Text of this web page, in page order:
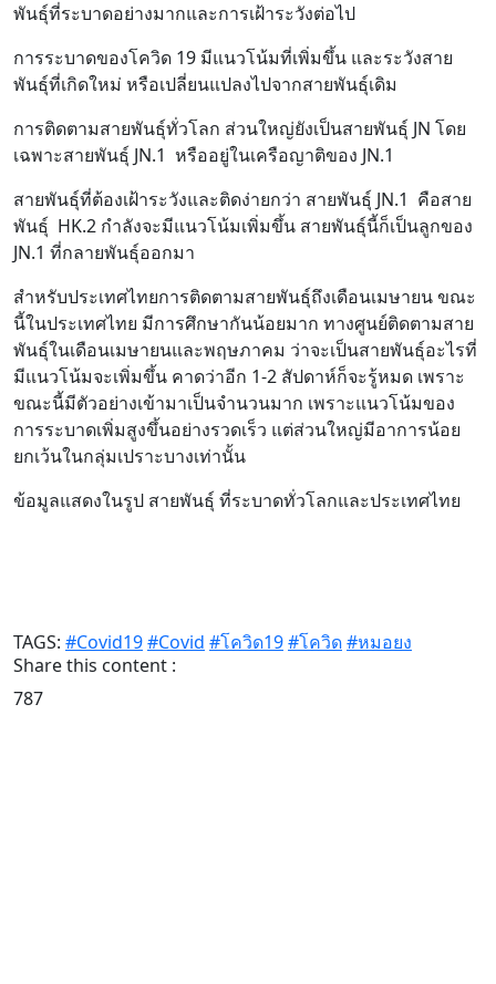
พันธุ์ที่ระบาดอย่างมากและการเฝ้าระวังต่อไป
การระบาดของโควิด 19 มีแนวโน้มที่เพิ่มขึ้น และระวังสาย
พันธุ์ที่เกิดใหม่ หรือเปลี่ยนแปลงไปจากสายพันธุ์เดิม
การติดตามสายพันธุ์ทั่วโลก ส่วนใหญ่ยังเป็นสายพันธุ์ JN โดย
เฉพาะสายพันธุ์ JN.1 หรืออยู่ในเครือญาติของ JN.1
สายพันธุ์ที่ต้องเฝ้าระวังและติดง่ายกว่า สายพันธุ์ JN.1 คือสาย
พันธุ์ HK.2 กำลังจะมีแนวโน้มเพิ่มขึ้น สายพันธุ์นี้ก็เป็นลูกของ
JN.1 ที่กลายพันธุ์ออกมา
สำหรับประเทศไทยการติดตามสายพันธุ์ถึงเดือนเมษายน ขณะ
นี้ในประเทศไทย มีการศึกษากันน้อยมาก ทางศูนย์ติดตามสาย
พันธุ์ในเดือนเมษายนและพฤษภาคม ว่าจะเป็นสายพันธุ์อะไรที่
มีแนวโน้มจะเพิ่มขึ้น คาดว่าอีก 1-2 สัปดาห์ก็จะรู้หมด เพราะ
ขณะนี้มีตัวอย่างเข้ามาเป็นจำนวนมาก เพราะแนวโน้มของ
การระบาดเพิ่มสูงขึ้นอย่างรวดเร็ว แต่ส่วนใหญ่มีอาการน้อย
ยกเว้นในกลุ่มเปราะบางเท่านั้น
ข้อมูลแสดงในรูป สายพันธุ์ ที่ระบาดทั่วโลกและประเทศไทย
TAGS: #Covid19#Covid #โควิด19#โควิด#หมอยง
Share this content :
787